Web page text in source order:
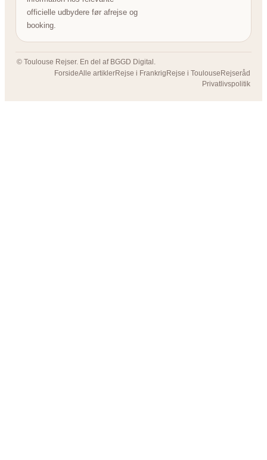
officielle udbydere før afrejse og
booking.
© Toulouse Rejser. En del af BGGD Digital.
ForsideAlle artiklerRejse i FrankrigRejse i ToulouseRejseråd
Privatlivspolitik